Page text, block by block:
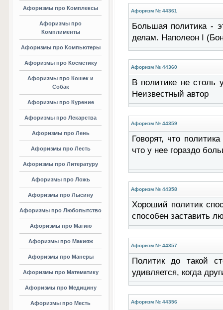
Афоризмы про Комплексы
Афоризмы про
Комплименты
Афоризмы про Компьютеры
Афоризмы про Косметику
Афоризмы про Кошек и
Собак
Афоризмы про Курение
Афоризмы про Лекарства
Афоризмы про Лень
Афоризмы про Лесть
Афоризмы про Литературу
Афоризмы про Ложь
Афоризмы про Лысину
Афоризмы про Любопытство
Афоризмы про Магию
Афоризмы про Макияж
Афоризмы про Манеры
Афоризмы про Математику
Афоризмы про Медицину
Афоризмы про Месть
Афоризм № 44361
Большая политика -
делам. Наполеон I
Афоризм № 44360
В политике не столь
Неизвестный автор
Афоризм № 44359
Говорят, что
что у нее гораздо
Афоризм № 44358
Хороший политик
способен заставить
Афоризм № 44357
Политик до такой
удивляется, когда
Афоризм № 44356